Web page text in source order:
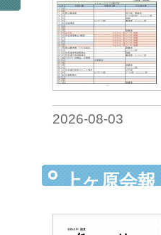
2026-08-03
上ヶ原会報